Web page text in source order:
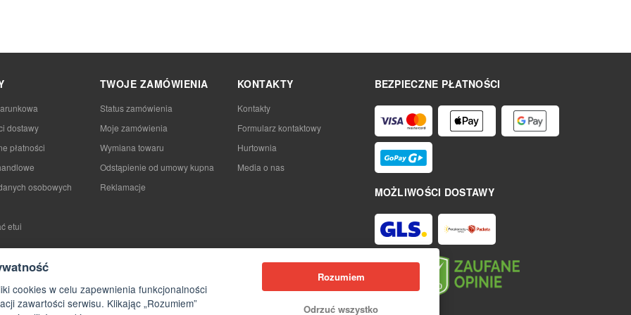
BEZPIECZNE PŁATNOŚCI
MOŻLIWOŚCI DOSTAWY
dostawy
płatności
osobowych
etui
TWOJE ZAMÓWIENIA
Status zamówienia
Moje zamówienia
Wymiana towaru
Odstąpienie od umowy kupna
Reklamacje
KONTAKTY
Kontakty
Formularz kontaktowy
Hurtownia
Media o nas
cookies w celu zapewnienia funkcjonalności
zawartości serwisu. Klikając „Rozumiem”
Rozumiem
Odrzuć wszystko